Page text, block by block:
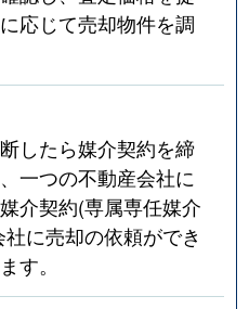
応じて売却物件を調
したら媒介契約を締
一つの不動産会社に
介契約(専属専任媒介
に売却の依頼ができ
す。